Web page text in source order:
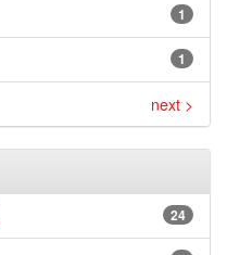
1
1
next >
24